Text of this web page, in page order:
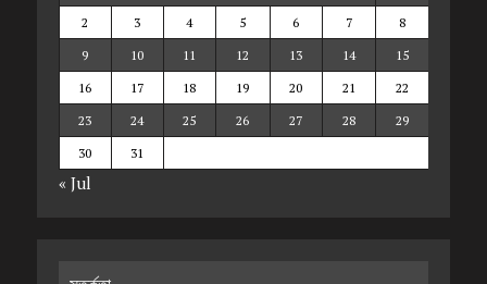
2
3 4 5 6 7
8
9
10 11 12 13 14
15
16
17 18 19 20 21
22
23
24 25 26 27 28
29
30
31
« Jul